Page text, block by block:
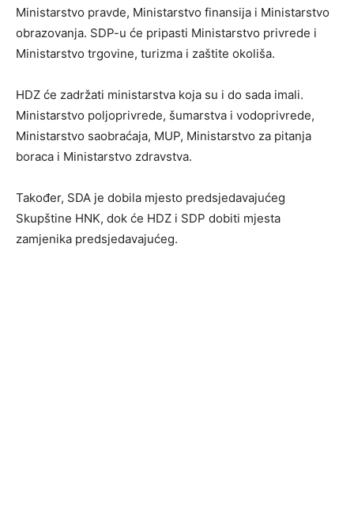
Ministarstvo pravde, Ministarstvo finansija i Ministarstvo
obrazovanja. SDP-u će pripasti Ministarstvo privrede i
Ministarstvo trgovine, turizma i zaštite okoliša.
HDZ će zadržati ministarstva koja su i do sada imali.
Ministarstvo poljoprivrede, šumarstva i vodoprivrede,
Ministarstvo saobraćaja, MUP, Ministarstvo za pitanja
boraca i Ministarstvo zdravstva.
Također, SDA je dobila mjesto predsjedavajućeg
Skupštine HNK, dok će HDZ i SDP dobiti mjesta
zamjenika predsjedavajućeg.